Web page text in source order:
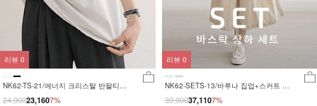
NK62-TS-21/에너지 크리스탈 반팔티
_JY
7%
24,90023,160
리뷰 0
NK62-SETS-13/바루나 집업+스커트 세
트_DY
7%
39,90037,110
리뷰 0